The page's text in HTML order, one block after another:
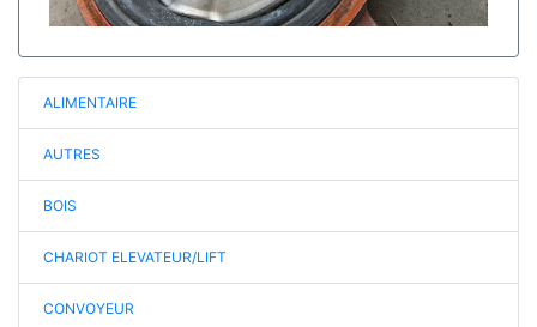
ALIMENTAIRE
AUTRES
BOIS
CHARIOT ELEVATEUR/LIFT
CONVOYEUR